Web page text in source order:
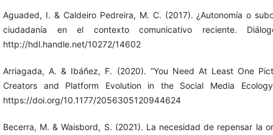
Aguaded, I. & Caldeiro Pedreira, M. C. (2017). ¿Autonomía o
ciudadanía en el contexto comunicativo reciente.
http://hdl.handle.net/10272/14602
Arriagada, A. & Ibáñez, F. (2020). “You Need At Least One
Creators and Platform Evolution in the Social Media
https://doi.org/10.1177/2056305120944624
Becerra, M. & Waisbord, S. (2021). La necesidad de repensar la